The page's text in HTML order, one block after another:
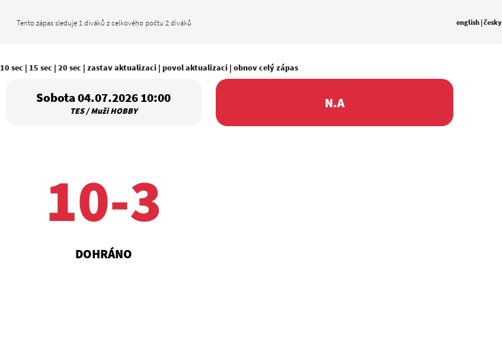
Tento zápas sleduje 1 diváků z celkového počtu 2 diváků english |česky
10 sec | 15 sec | 20 sec | zastav aktualizaci| povol aktualizaci| obnov celý zápas
Sobota 04.07.2026 10:00
TES / Muži HOBBY N.A
10-3
DOHRÁNO